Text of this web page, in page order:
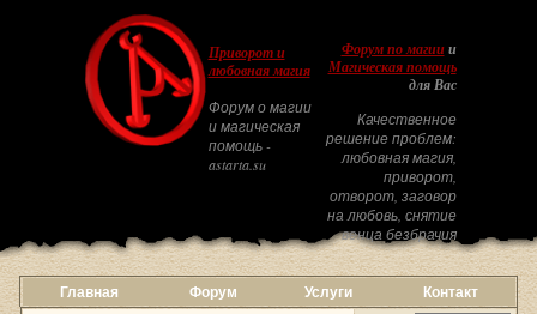
Приворот и
любовная магия
Форум о магии
и магическая
помощь -
astarta.su
Форум по магиии
Магическая помощь
для Вас
Качественное
решение проблем:
любовная магия,
приворот,
отворот, заговор
на любовь, снятие
венца безбрачия
Главная Форум Услуги Контакт